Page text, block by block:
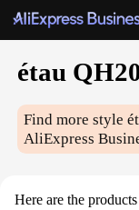
étau
Find more style
AliExpress
Here are the